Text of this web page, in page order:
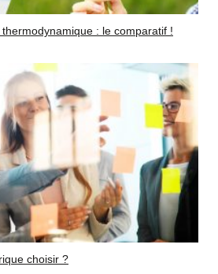
: le comparatif !
choisir ?